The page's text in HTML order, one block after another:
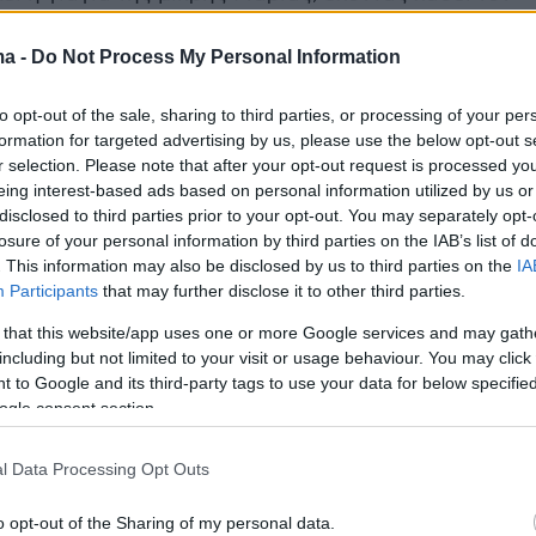
- Do Not Process My Personal Information
opt-out of the sale, sharing to third parties, or processing of your
for targeted advertising by us, please use the below opt-out
selection. Please note that after your opt-out request is processed
interest-based ads based on personal information utilized by us
to third parties prior to your opt-out. You may separately
of your personal information by third parties on the IAB’s list of
This information may also be disclosed by us to third parties on the
Participants that may further disclose it to other third parties.
that this website/app uses one or more Google services and may
but not limited to your visit or usage behaviour. You may
to Google and its third-party tags to use your data for below
consent section.
Data Processing Opt Outs
opt-out of the Sharing of my personal data.
στο σπίτι όπου ζουν τα παιδιά και τα εγγόνια της.
έκανε όλα τα χατίρια, αγοράζοντάς της γλυκά
ήθελε. Με το αζημίωτο βέβαια, καθώς, όπως
στις απολογίες του, από 13 χρονών
στο μικρό κορίτσι και το εκμεταλλευόταν
θέλει πάση θυσία να εξουσιάζει τη Μαρία
του χεριού του, όμως φοβάται ότι αν μαθευτεί η
πατέρας της θα τον σκοτώσει. Ήδη στο χωριό
οπότε αποφασίζει να προχωρήσει στο επόμενο
του. Με τον κατάλληλο τρόπο πείθει τη